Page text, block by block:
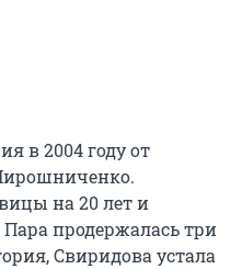
в 2004 году от
на 20 лет и
Пара продержалась три
Свиридова устала